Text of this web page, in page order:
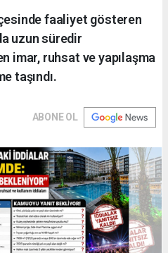
faaliyet gösteren
uzun süredir
imar, ruhsat ve yapılaşma
taşındı.
ABONE OL